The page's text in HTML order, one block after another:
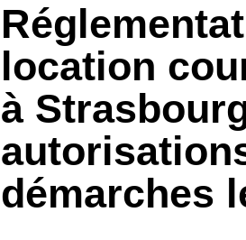
location
à
démarches